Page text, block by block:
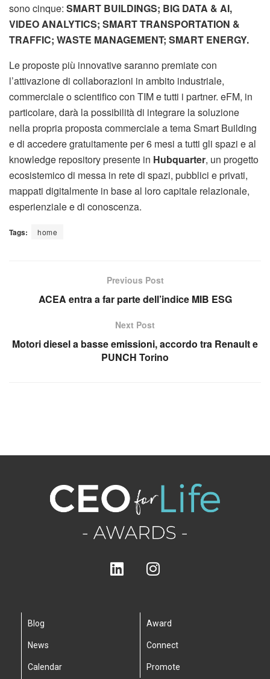
sono cinque: SMART BUILDINGS; BIG DATA & AI,
VIDEO ANALYTICS; SMART TRANSPORTATION &
TRAFFIC; WASTE MANAGEMENT; SMART ENERGY.
Le proposte più innovative saranno premiate con
l’attivazione di collaborazioni in ambito industriale,
commerciale o scientifico con TIM e tutti i partner. eFM, in
particolare, darà la possibilità di integrare la soluzione
nella propria proposta commerciale a tema Smart Building
e di accedere gratuitamente per 6 mesi a tutti gli spazi e al
knowledge repository presente in Hubquarter, un progetto
ecosistemico di messa in rete di spazi, pubblici e privati,
mappati digitalmente in base al loro capitale relazionale,
esperienziale e di conoscenza.
Tags: home
Previous Post
ACEA entra a far parte dell’indice MIB ESG
Next Post
Motori diesel a basse emissioni, accordo tra Renault e
PUNCH Torino
Blog
News
Calendar
Award
Connect
Promote